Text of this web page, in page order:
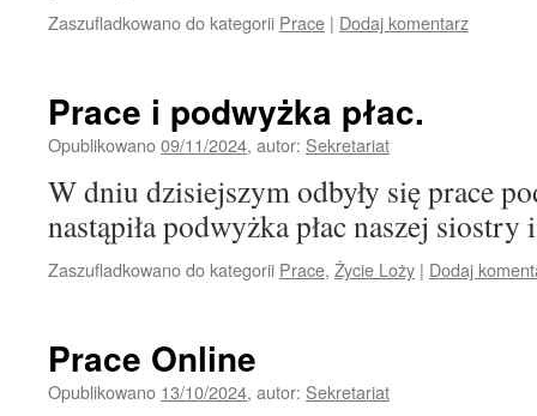
Zaszufladkowano do kategorii Prace | Dodaj komentarz
Prace i podwyżka płac.
Opublikowano09/11/2024, autor: Sekretariat
W dniu dzisiejszym odbyły się prace
nastąpiła podwyżka płac naszej siostry
Zaszufladkowano do kategorii Prace, Życie Loży | Dodaj
Prace Online
Opublikowano 13/10/2024, autor: Sekretariat